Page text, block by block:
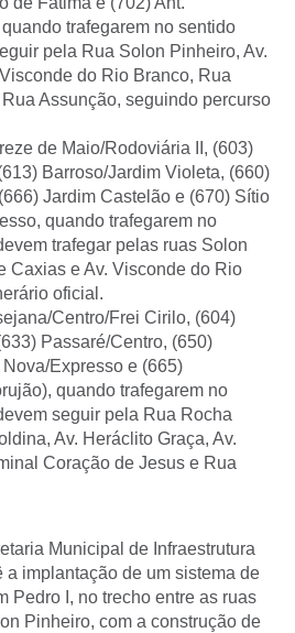
trafegarem no sentido
pela Rua Solon Pinheiro, Av.
do Rio Branco, Rua
Assunção, seguindo percurso
de Maio/Rodoviária II, (603)
Barroso/Jardim Violeta, (660)
Jardim Castelão e (670) Sítio
quando trafegarem no
trafegar pelas ruas Solon
Caxias e Av. Visconde do Rio
oficial.
Centro/Frei Cirilo, (604)
Passaré/Centro, (650)
Expresso e (665)
quando trafegarem no
seguir pela Rua Rocha
Av. Heráclito Graça, Av.
Coração de Jesus e Rua
Municipal de Infraestrutura
a implantação de um sistema de
Pedro I, no trecho entre as ruas
Pinheiro, com a construção de